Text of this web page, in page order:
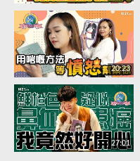
20:23
27:01